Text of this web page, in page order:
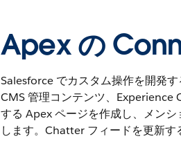
Apex の
Salesforce でカスタム操作を開発
CMS 管理コンテンツ、Experience
する Apex ページを作成し、メン
します。Chatter フィードを更新す